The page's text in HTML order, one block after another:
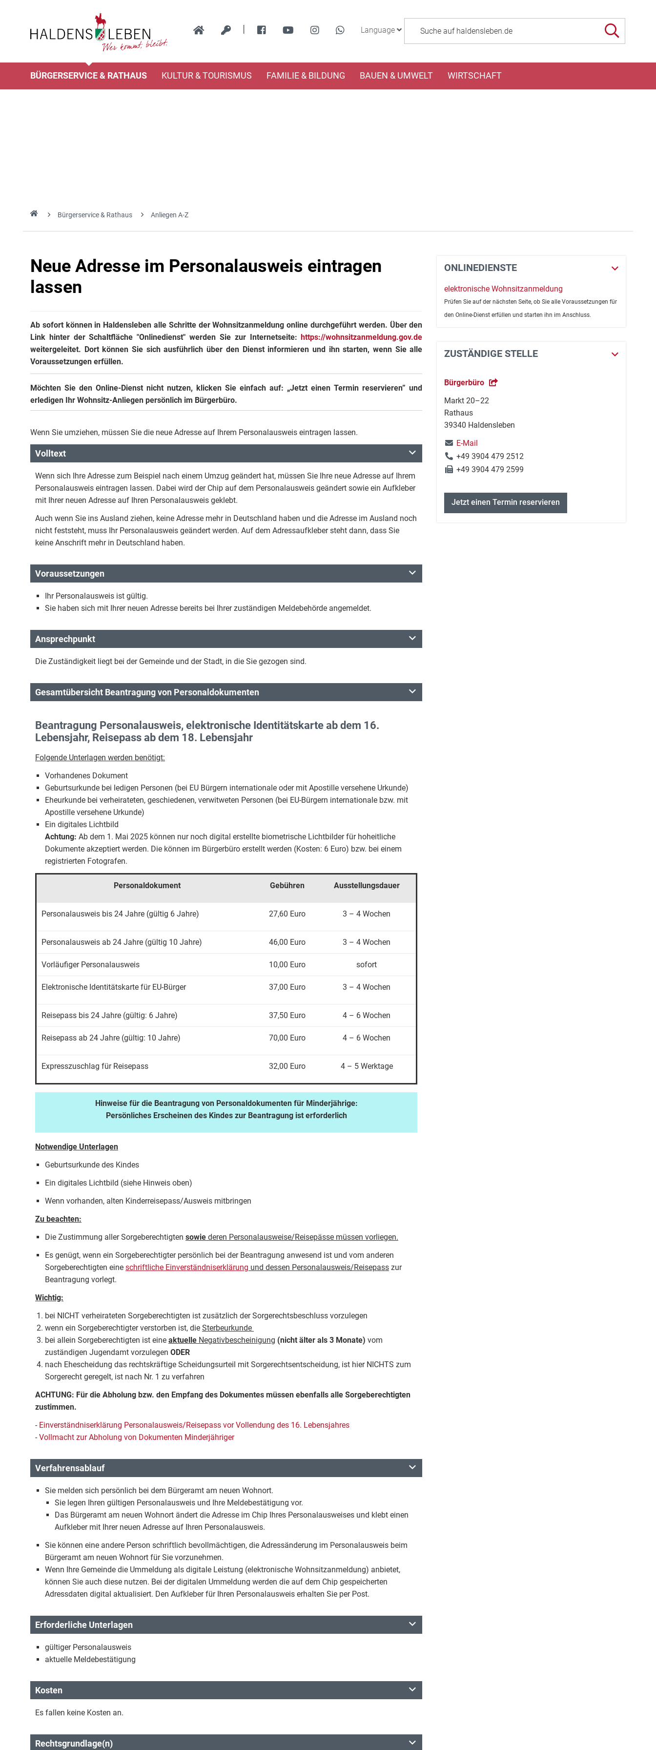
| Language
BÜRGERSERVICE & RATHAUS KULTUR & TOURISMUS FAMILIE & BILDUNG BAUEN & UMWELT WIRTSCHAFT
Bürgerservice & Rathaus Anliegen A-Z
Neue Adresse im Personalausweis eintragen
lassen
Ab sofort können in Haldensleben alle Schritte der Wohnsitzanmeldung online durchgeführt werden. Über den
Link hinter der Schaltfläche "Onlinedienst" werden Sie zur Internetseite:https://wohnsitzanmeldung.gov.de
weitergeleitet. Dort können Sie sich ausführlich über den Dienst informieren und ihn starten, wenn Sie alle
Voraussetzungen erfüllen.
Möchten Sie den Online-Dienst nicht nutzen, klicken Sie einfach auf: „Jetzt einen Termin reservieren” und
erledigen Ihr Wohnsitz-Anliegen persönlich im Bürgerbüro.
Wenn Sie umziehen, müssen Sie die neue Adresse auf Ihrem Personalausweis eintragen lassen.
Volltext
Wenn sich Ihre Adresse zum Beispiel nach einem Umzug geändert hat, müssen Sie Ihre neue Adresse auf Ihrem
Personalausweis eintragen lassen. Dabei wird der Chip auf dem Personalausweis geändert sowie ein Aufkleber
mit Ihrer neuen Adresse auf Ihren Personalausweis geklebt.
Auch wenn Sie ins Ausland ziehen, keine Adresse mehr in Deutschland haben und die Adresse im Ausland noch
nicht feststeht, muss Ihr Personalausweis geändert werden. Auf dem Adressaufkleber steht dann, dass Sie
keine Anschrift mehr in Deutschland haben.
Voraussetzungen
Ihr Personalausweis ist gültig.
Sie haben sich mit Ihrer neuen Adresse bereits bei Ihrer zuständigen Meldebehörde angemeldet.
Ansprechpunkt
Die Zuständigkeit liegt bei der Gemeinde und der Stadt, in die Sie gezogen sind.
Gesamtübersicht Beantragung von Personaldokumenten
Beantragung Personalausweis, elektronische Identitätskarte ab dem 16.
Lebensjahr, Reisepass ab dem 18. Lebensjahr
Folgende Unterlagen werden benötigt:
Vorhandenes Dokument
Geburtsurkunde bei ledigen Personen (bei EU Bürgern internationale oder mit Apostille versehene Urkunde)
Eheurkunde bei verheirateten, geschiedenen, verwitweten Personen (bei EU-Bürgern internationale bzw. mit
Apostille versehene Urkunde)
Ein digitales Lichtbild
Achtung: Ab dem 1. Mai 2025 können nur noch digital erstellte biometrische Lichtbilder für hoheitliche
Dokumente akzeptiert werden. Die können im Bürgerbüro erstellt werden (Kosten: 6 Euro) bzw. bei einem
registrierten Fotografen.
Personaldokument Gebühren Ausstellungsdauer
Personalausweis bis 24 Jahre (gültig 6 Jahre) 27,60 Euro 3 – 4 Wochen
Personalausweis ab 24 Jahre (gültig 10 Jahre) 46,00 Euro 3 – 4 Wochen
Vorläufiger Personalausweis 10,00 Euro sofort
Elektronische Identitätskarte für EU-Bürger 37,00 Euro 3 – 4 Wochen
Reisepass bis 24 Jahre (gültig: 6 Jahre) 37,50 Euro 4 – 6 Wochen
Reisepass ab 24 Jahre (gültig: 10 Jahre) 70,00 Euro 4 – 6 Wochen
Expresszuschlag für Reisepass 32,00 Euro 4 – 5 Werktage
Hinweise für die Beantragung von Personaldokumenten für Minderjährige:
Persönliches Erscheinen des Kindes zur Beantragung ist erforderlich
Notwendige Unterlagen
Geburtsurkunde des Kindes
Ein digitales Lichtbild (siehe Hinweis oben)
Wenn vorhanden, alten Kinderreisepass/Ausweis mitbringen
Zu beachten:
Die Zustimmung aller Sorgeberechtigten sowie deren Personalausweise/Reisepässe müssen vorliegen.
Es genügt, wenn ein Sorgeberechtigter persönlich bei der Beantragung anwesend ist und vom anderen
Sorgeberechtigten eine schriftliche Einverständniserklärung und dessen Personalausweis/Reisepass zur
Beantragung vorlegt.
Wichtig:
bei NICHT verheirateten Sorgeberechtigten ist zusätzlich der Sorgerechtsbeschluss vorzulegen
wenn ein Sorgeberechtigter verstorben ist, die Sterbeurkunde
bei allein Sorgeberechtigten ist eine aktuelle Negativbescheinigung (nicht älter als 3 Monate) vom
zuständigen Jugendamt vorzulegen ODER
nach Ehescheidung das rechtskräftige Scheidungsurteil mit Sorgerechtsentscheidung, ist hier NICHTS zum
Sorgerecht geregelt, ist nach Nr. 1 zu verfahren
ACHTUNG: Für die Abholung bzw. den Empfang des Dokumentes müssen ebenfalls alle Sorgeberechtigten
zustimmen.
- Einverständniserklärung Personalausweis/Reisepass vor Vollendung des 16. Lebensjahres
- Vollmacht zur Abholung von Dokumenten Minderjähriger
Verfahrensablauf
Sie melden sich persönlich bei dem Bürgeramt am neuen Wohnort.
Sie legen Ihren gültigen Personalausweis und Ihre Meldebestätigung vor.
Das Bürgeramt am neuen Wohnort ändert die Adresse im Chip Ihres Personalausweises und klebt einen
Aufkleber mit Ihrer neuen Adresse auf Ihren Personalausweis.
Sie können eine andere Person schriftlich bevollmächtigen, die Adressänderung im Personalausweis beim
Bürgeramt am neuen Wohnort für Sie vorzunehmen.
Wenn Ihre Gemeinde die Ummeldung als digitale Leistung (elektronische Wohnsitzanmeldung) anbietet,
können Sie auch diese nutzen. Bei der digitalen Ummeldung werden die auf dem Chip gespeicherten
Adressdaten digital aktualisiert. Den Aufkleber für Ihren Personalausweis erhalten Sie per Post.
Erforderliche Unterlagen
gültiger Personalausweis
aktuelle Meldebestätigung
Kosten
Es fallen keine Kosten an.
Rechtsgrundlage(n)
ONLINEDIENSTE
elektronische Wohnsitzanmeldung
Prüfen Sie auf der nächsten Seite, ob Sie alle Voraussetzungen für
den Online-Dienst erfüllen und starten ihn im Anschluss.
ZUSTÄNDIGE STELLE
Bürgerbüro
Markt 20–22
Rathaus
39340 Haldensleben
E-Mail
+49 3904 479 2512
+49 3904 479 2599
Jetzt einen Termin reservieren